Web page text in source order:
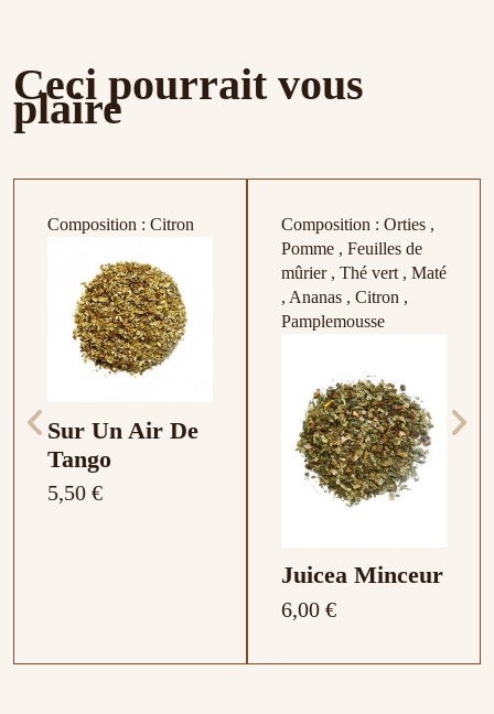
Ceci pourrait vous
plaire
Composition : Citron
Sur Un Air De
Tango
5,50 €
Composition : Orties ,
Pomme , Feuilles de
mûrier , Thé vert , Maté
, Ananas , Citron ,
Pamplemousse
Juicea Minceur
6,00 €